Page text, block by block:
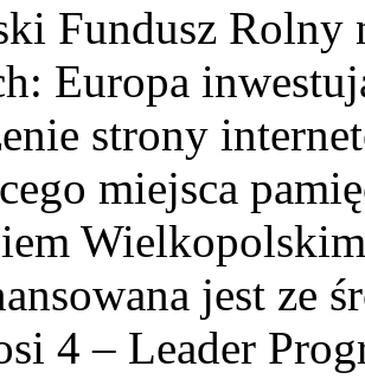
Fundusz Rolny
Europa
strony
miejsca
jest ze
4 – Leader